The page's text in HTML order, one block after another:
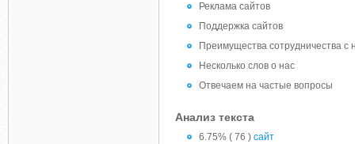
Реклама сайтов
Поддержка сайтов
Преимущества сотрудничества с
Несколько слов о нас
Отвечаем на частые вопросы
Анализ текста
6.75% ( 76 ) сайт